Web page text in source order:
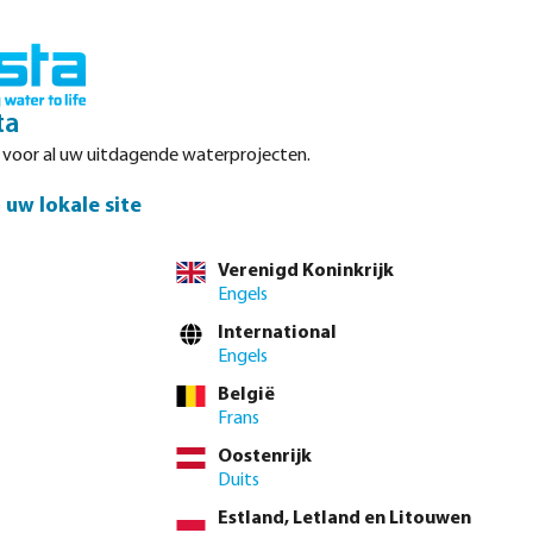
direct via de
2 1/2" 3" 4"
(Deze optie is momenteel niet
neem contact op met de verkoopafdeling
voor al uw uitdagende waterprojecten.
uw lokale site
Verenigd Koninkrijk
Engels
International
Engels
België
Frans
Oostenrijk
Duits
Estland, Letland en Litouwen